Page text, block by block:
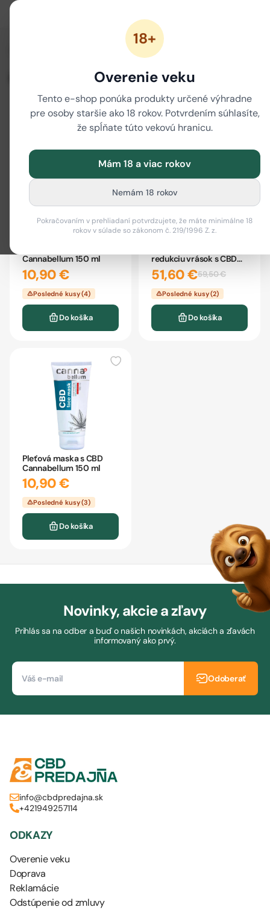
18+
Overenie veku
Tento e-shop ponúka produkty určené výhradne
pre osoby staršie ako 18 rokov. Potvrdením súhlasíte,
že spĺňate túto vekovú hranicu.
Mám 18 a viac rokov
Nemám 18 rokov
Pokračovaním v prehliadaní potvrdzujete, že máte minimálne 18
rokov v súlade so zákonom č. 219/1996 Z. z.
/ CBD masky
Filter
Cannabellum 150 ml
10,90 €
Posledné kusy (4)
Do košíka
redukciu vrások s CBD
SHIR 50ml
51,60 €59,50 €
Posledné kusy (2)
Do košíka
Pleťová maska s CBD
Cannabellum 150 ml
10,90 €
Posledné kusy (3)
Do košíka
Novinky, akcie a zľavy
Prihlás sa na odber a buď o našich novinkách, akciách a zľavách
informovaný ako prvý.
Odoberať
info@cbdpredajna.sk
+421949257114
ODKAZY
Overenie veku
Doprava
Reklamácie
Odstúpenie od zmluvy